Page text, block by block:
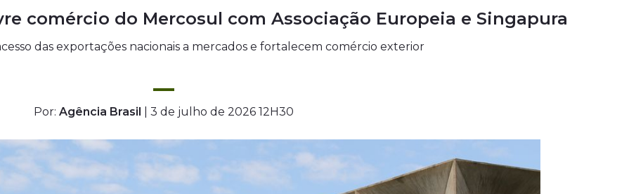
comércio do Mercosul com Associação Europeia e Singapura
das exportações nacionais a mercados e fortalecem comércio exterior
Por: Agência Brasil | 3 de julho de 2026 12H30